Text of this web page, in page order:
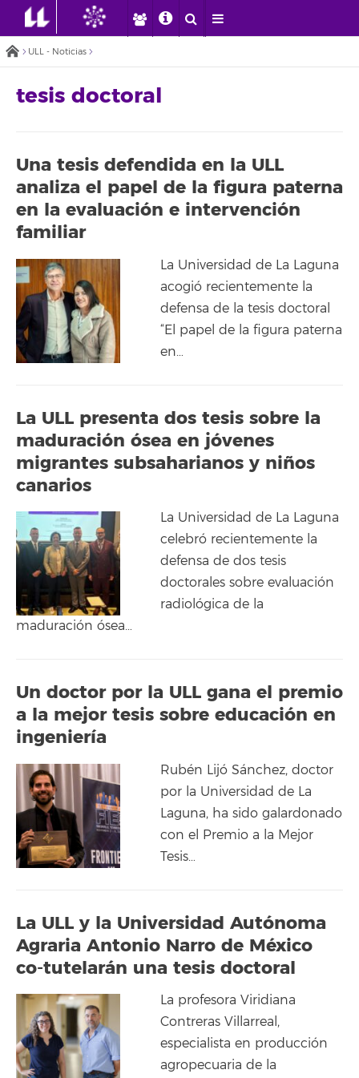
ULL - Noticias
tesis doctoral
Una tesis defendida en la ULL
analiza el papel de la figura paterna
en la evaluación e intervención
familiar
La Universidad de La Laguna
acogió recientemente la
defensa de la tesis doctoral
“El papel de la figura paterna
en…
La ULL presenta dos tesis sobre la
maduración ósea en jóvenes
migrantes subsaharianos y niños
canarios
La Universidad de La Laguna
celebró recientemente la
defensa de dos tesis
doctorales sobre evaluación
radiológica de la
maduración ósea…
Un doctor por la ULL gana el premio
a la mejor tesis sobre educación en
ingeniería
Rubén Lijó Sánchez, doctor
por la Universidad de La
Laguna, ha sido galardonado
con el Premio a la Mejor
Tesis…
La ULL y la Universidad Autónoma
Agraria Antonio Narro de México
co-tutelarán una tesis doctoral
La profesora Viridiana
Contreras Villarreal,
especialista en producción
agropecuaria de la